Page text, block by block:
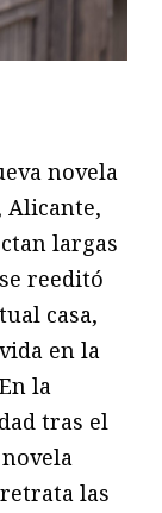
novela
Alicante,
largas
se reeditó
casa,
en la
la
tras el
novela
las